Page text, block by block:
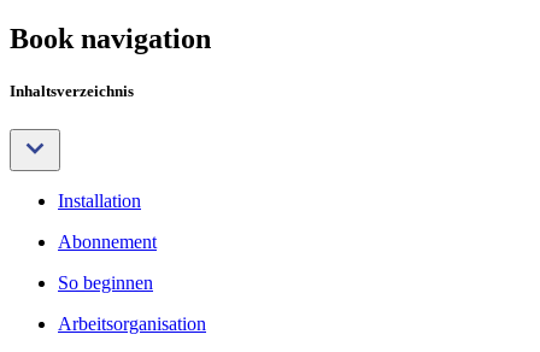
Book navigation
Inhaltsverzeichnis
Installation
Abonnement
So beginnen
Arbeitsorganisation